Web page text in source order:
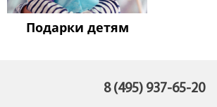
Подарки детям
8 (495) 937-65-20